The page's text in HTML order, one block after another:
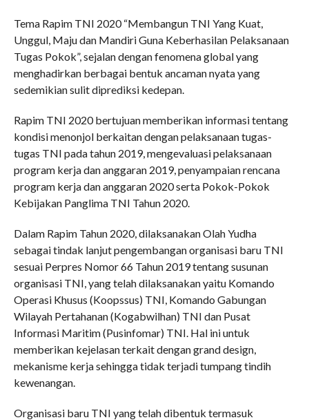
Tema Rapim TNI 2020 “Membangun TNI Yang Kuat,
Unggul, Maju dan Mandiri Guna Keberhasilan Pelaksanaan
Tugas Pokok”, sejalan dengan fenomena global yang
menghadirkan berbagai bentuk ancaman nyata yang
sedemikian sulit diprediksi kedepan.
Rapim TNI 2020 bertujuan memberikan informasi tentang
kondisi menonjol berkaitan dengan pelaksanaan tugas-
tugas TNI pada tahun 2019, mengevaluasi pelaksanaan
program kerja dan anggaran 2019, penyampaian rencana
program kerja dan anggaran 2020 serta Pokok-Pokok
Kebijakan Panglima TNI Tahun 2020.
Dalam Rapim Tahun 2020, dilaksanakan Olah Yudha
sebagai tindak lanjut pengembangan organisasi baru TNI
sesuai Perpres Nomor 66 Tahun 2019 tentang susunan
organisasi TNI, yang telah dilaksanakan yaitu Komando
Operasi Khusus (Koopssus) TNI, Komando Gabungan
Wilayah Pertahanan (Kogabwilhan) TNI dan Pusat
Informasi Maritim (Pusinfomar) TNI. Hal ini untuk
memberikan kejelasan terkait dengan grand design,
mekanisme kerja sehingga tidak terjadi tumpang tindih
kewenangan.
Organisasi baru TNI yang telah dibentuk termasuk